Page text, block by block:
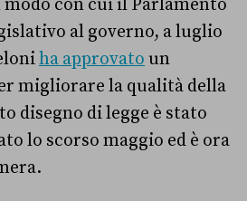
con cui il Parlamento
al governo, a luglio
ha approvato un
migliorare la qualità della
disegno di legge è stato
lo scorso maggio ed è ora